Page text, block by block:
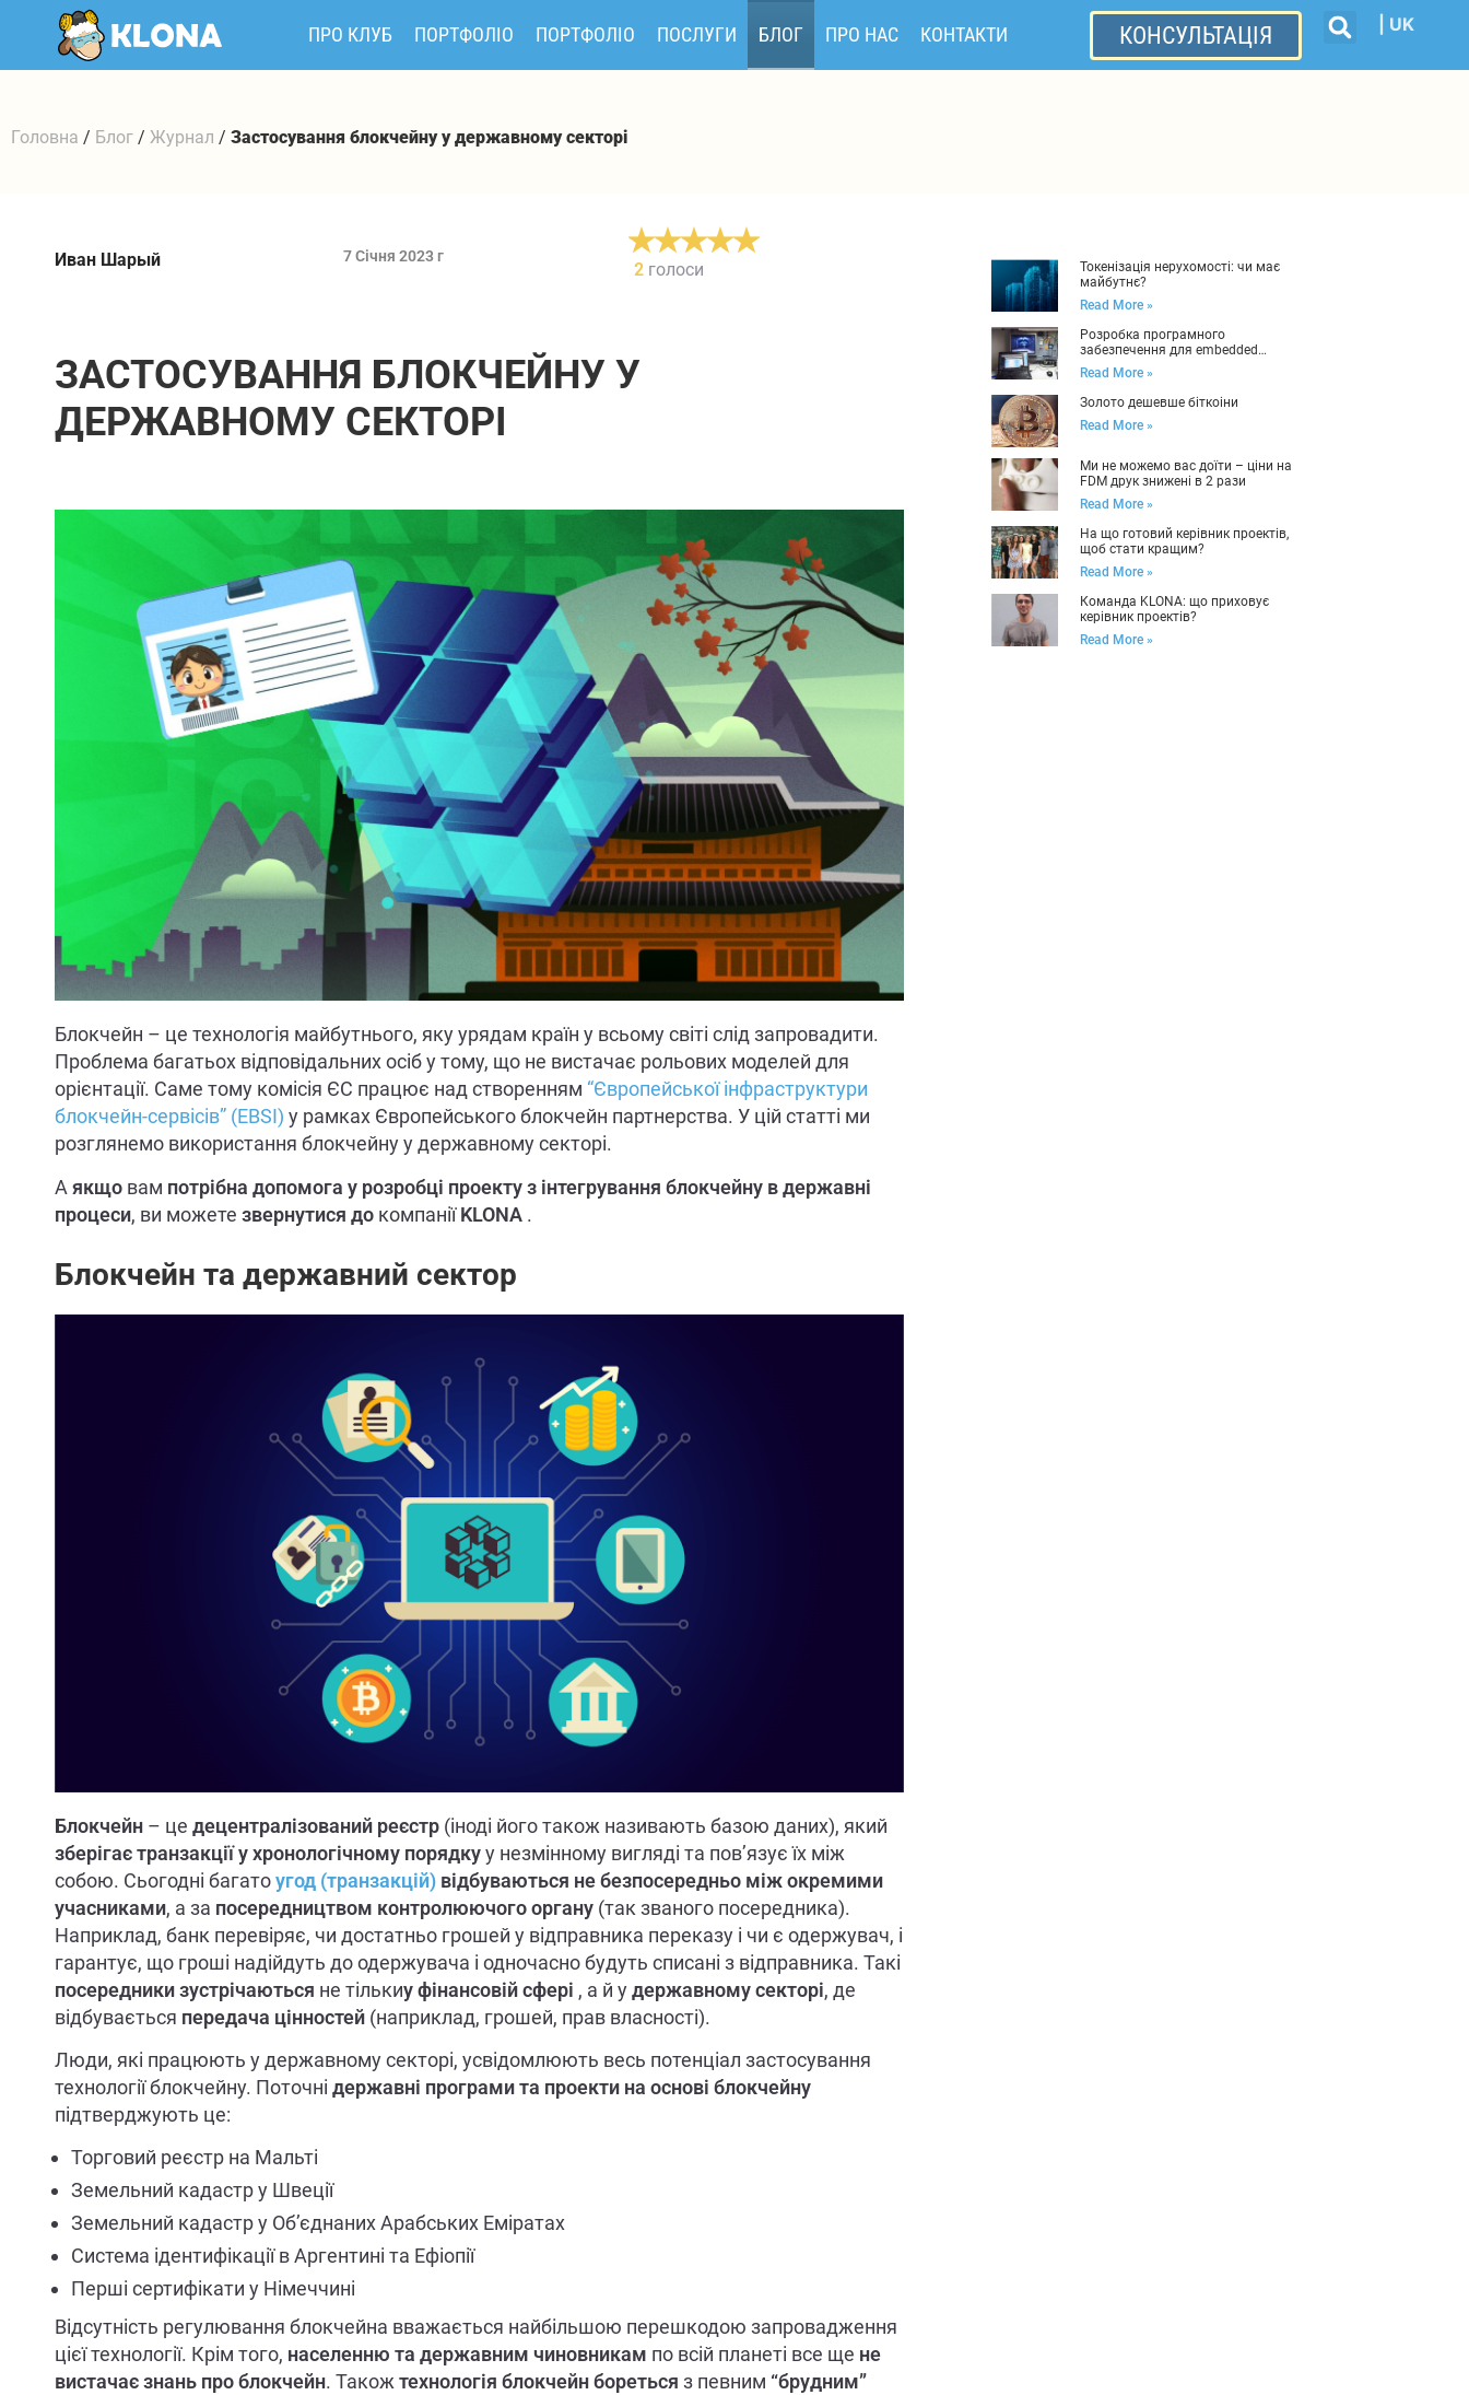
ПРО КЛУБ ПОРТФОЛІО ПОРТФОЛІО ПОСЛУГИ БЛОГ ПРО НАС КОНТАКТИ КОНСУЛЬТАЦІЯ | UK
Головна / Блог / Журнал / Застосування блокчейну у державному секторі
Иван Шарый 7 Січня 2023 г
2 голоси
ЗАСТОСУВАННЯ БЛОКЧЕЙНУ У
ДЕРЖАВНОМУ СЕКТОРІ
Блокчейн – це технологія майбутнього, яку урядам країн у всьому світі слід запровадити.
Проблема багатьох відповідальних осіб у тому, що не вистачає рольових моделей для
орієнтації. Саме тому комісія ЄС працює над створенням “Європейської інфраструктури
блокчейн-сервісів” (EBSI) у рамках Європейського блокчейн партнерства. У цій статті ми
розглянемо використання блокчейну у державному секторі.
А якщо вам потрібна допомога у розробці проекту з інтегрування блокчейну в державні
процеси, ви можете звернутися до компаніїKLONA .
Блокчейн та державний сектор
Блокчейн – це децентралізований реєстр (іноді його також називають базою даних), який
зберігає транзакції у хронологічному порядкуу незмінному вигляді та пов’язує їх між
собою. Сьогодні багатоугод (транзакцій) відбуваються не безпосередньо між окремими
учасниками, а за посередництвом контролюючого органу (так званого посередника).
Наприклад, банк перевіряє, чи достатньо грошей у відправника переказу і чи є одержувач, і
гарантує, що гроші надійдуть до одержувача і одночасно будуть списані з відправника. Такі
посередникизустрічаються не тількиуфінансовій сфері , а й удержавному секторі, де
відбувається передача цінностей (наприклад, грошей, прав власності).
Люди, які працюють у державному секторі, усвідомлюють весь потенціал застосування
технології блокчейну. Поточні державні програми та проекти на основі блокчейну
підтверджують це:
Торговий реєстр на Мальті
Земельний кадастр у Швеції
Земельний кадастр у Об’єднаних Арабських Еміратах
Система ідентифікації в Аргентині та Ефіопії
Перші сертифікати у Німеччині
Відсутність регулювання блокчейна вважається найбільшою перешкодою запровадження
цієї технології. Крім того, населенню та державним чиновникам по всій планеті все ще не
вистачаєзнань про блокчейн. Такожтехнологія блокчейн бореться з певним “брудним”
Токенізація нерухомості: чи має
майбутнє?
Read More »
Розробка програмного
забезпечення для embedded
систем: коротко про головне
Read More »
Золото дешевше біткоіни
Read More »
Ми не можемо вас доїти – ціни на
FDM друк знижені в 2 рази
Read More »
На що готовий керівник проектів,
щоб стати кращим?
Read More »
Команда KLONA: що приховує
керівник проектів?
Read More »